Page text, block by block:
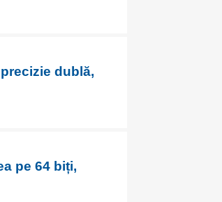
dublă,
pe 64 biți,